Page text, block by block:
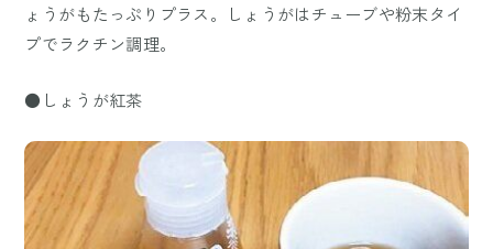
ょうがもたっぷりプラス。しょうがはチューブや粉末タイ
プでラクチン調理。
●しょうが紅茶